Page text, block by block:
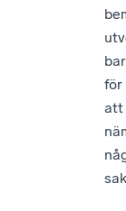
för
att